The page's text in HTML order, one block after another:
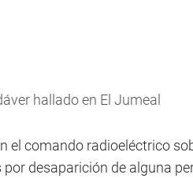
hallado en El Jumeal
el comando radioeléctrico
desaparición de alguna